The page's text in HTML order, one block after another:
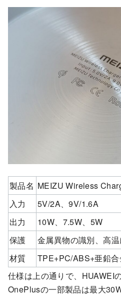
製品名 MEIZU Wireless
入力
5V/2A、9V/1.6A
出力
10W、7.5W、5W
保護
金属異物の識別、高
材質
TPE+PC/ABS+亜鉛合
仕様は上の通りで、HUAWEI
OnePlusの一部製品は最大